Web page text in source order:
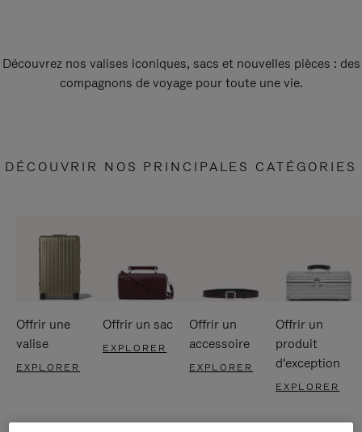
Découvrez nos valises iconiques, sacs et nouvelles pièces : des
compagnons de voyage pour toute une vie.
DÉCOUVRIR NOS PRINCIPALES CATÉGORIES
Offrir une
valise
EXPLORER
Offrir un sac
EXPLORER
Offrir un
accessoire
EXPLORER
Offrir un
produit
d'exception
EXPLORER